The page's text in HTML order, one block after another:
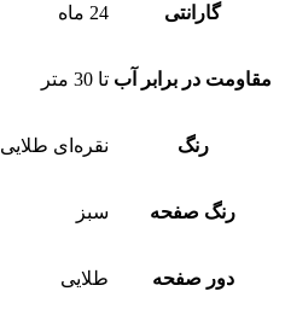
گارانتی 24 ماه
مقاومت در برابر آب تا 30 متر
رنگ نقره‌ای طلایی
رنگ صفحه سبز
دور صفحه طلایی